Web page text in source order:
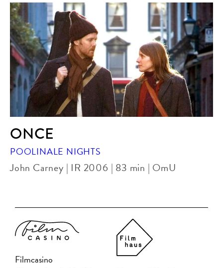
ONCE
POOLINALE NIGHTS
John Carney | IR 2006 | 83 min | OmU
Filmcasino